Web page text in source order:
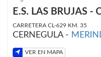
E.S. LAS BRUJAS -
CARRETERA CL-629 KM. 35
CERNEGULA -
VER EN MAPA